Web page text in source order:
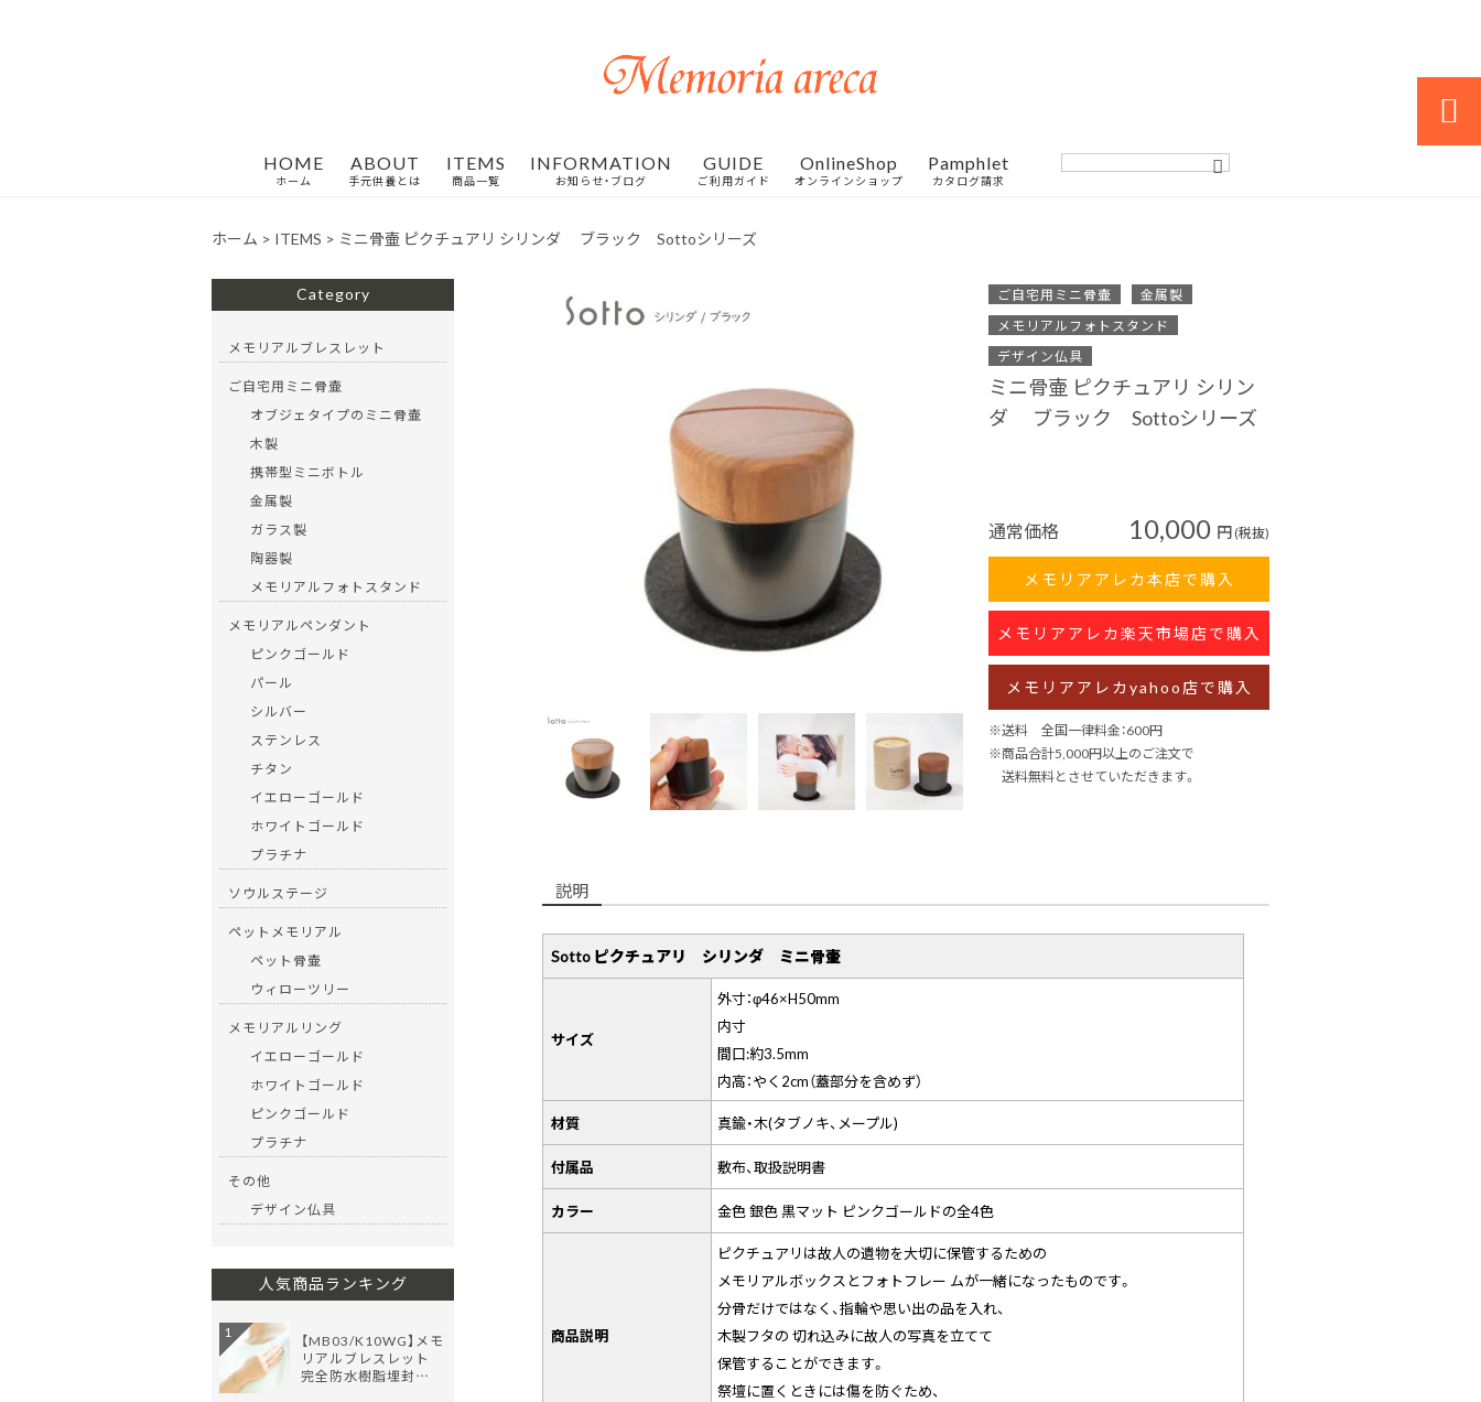
HOME
ホーム
ABOUT
手元供養とは
ITEMS
商品一覧
INFORMATION
お知らせ・ブログ
GUIDE
ご利用ガイド
OnlineShop
オンラインショップ
Pamphlet
カタログ請求
ホーム > ITEMS > ミニ骨壷 ピクチュアリ シリンダ ブラック Sottoシリーズ
ご自宅用ミニ骨壷
金属製
メモリアルフォトスタンド
デザイン仏具
ミニ骨壷 ピクチュアリ シリン
ダ ブラック Sottoシリーズ
通常価格 10,000 円(税抜)
メモリアアレカ本店で購入
メモリアアレカ楽天市場店で購入
メモリアアレカyahoo店で購入
※送料 全国一律料金：600円
※商品合計5,000円以上のご注文で
送料無料とさせていただきます。
説明
Sotto ピクチュアリ シリンダ ミニ骨壷
サイズ
外寸：φ46×H50mm
内寸
間口:約3.5mm
内高：やく2cm（蓋部分を含めず）
材質
真鍮・木(タブノキ、メープル)
付属品 敷布、取扱説明書
カラー 金色 銀色 黒マット ピンクゴールドの全4色
商品説明
ピクチュアリは故人の遺物を大切に保管するための
メモリアルボックスとフォトフレー ムが一緒になったものです。
分骨だけではなく、指輪や思い出の品を入れ、
木製フタの 切れ込みに故人の写真を立てて
保管することができます。
祭壇に置くときには傷を防ぐため、
Category
メモリアルブレスレット
ご自宅用ミニ骨壷
オブジェタイプのミニ骨壷
木製
携帯型ミニボトル
金属製
ガラス製
陶器製
メモリアルフォトスタンド
メモリアルペンダント
ピンクゴールド
パール
シルバー
ステンレス
チタン
イエローゴールド
ホワイトゴールド
プラチナ
ソウルステージ
ペットメモリアル
ペット骨壷
ウィローツリー
メモリアルリング
イエローゴールド
ホワイトゴールド
ピンクゴールド
プラチナ
その他
デザイン仏具
人気商品ランキング
【MB03/K10WG】メモ
リアルブレスレット
完全防水樹脂埋封…
1
